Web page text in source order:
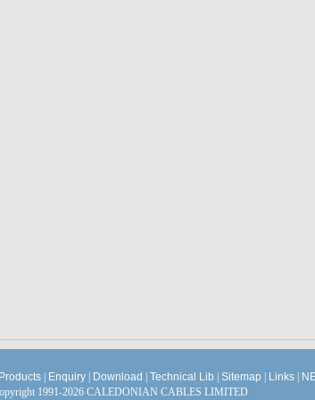
Products Enquiry| Download Technical Lib Sitemap Links
1991-2026 CALEDONIAN CABLES LIMITED